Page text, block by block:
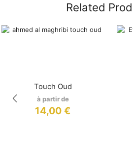
Related
Touch Oud
à partir de
14,00€